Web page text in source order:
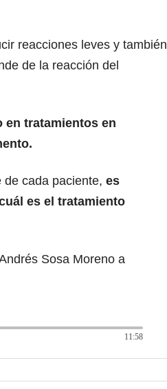
reacciones leves y también
de la reacción del
en tratamientos en
cada paciente, es
es el tratamiento
Sosa Moreno a
11:58